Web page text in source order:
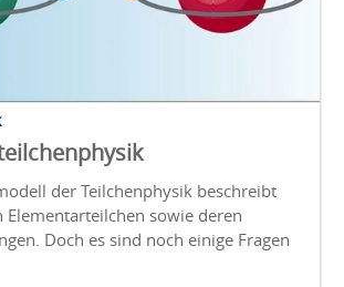
der Teilchenphysik beschreibt
Elementarteilchen sowie deren
Doch es sind noch einige Fragen